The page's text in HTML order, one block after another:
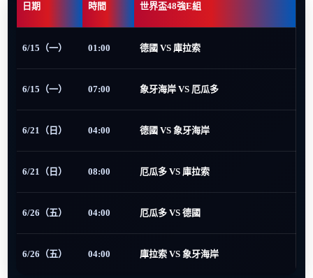
日期 時間 世界盃48強E組
6/15（一） 01:00 德國 VS 庫拉索
6/15（一） 07:00 象牙海岸 VS 厄瓜多
6/21（日） 04:00 德國 VS 象牙海岸
6/21（日） 08:00 厄瓜多 VS 庫拉索
6/26（五） 04:00 厄瓜多 VS 德國
6/26（五） 04:00 庫拉索 VS 象牙海岸